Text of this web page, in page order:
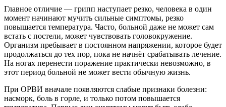
Главное отличие — грипп наступает резко, человека в один
момент начинают мучить сильные симптомы, резко
повышается температура. Часто, больной даже не может сам
встать с постели, может чувствовать головокружение.
Организм пребывает в постоянном напряжении, которое будет
продолжаться до тех пор, пока не начнёт срабатывать лечение.
На ногах перенести поражение практически невозможно, в
этот период больной не может вести обычную жизнь.
При ОРВИ вначале появляются слабые признаки болезни:
насморк, боль в горле, и только потом повышается